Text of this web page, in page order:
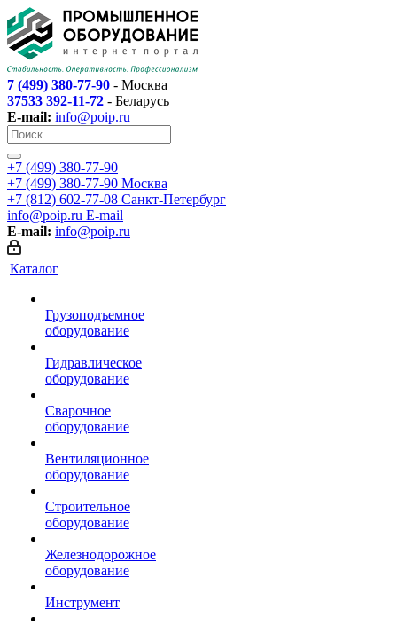
7 (499) 380-77-90 - Москва
37533 392-11-72 - Беларусь
E-mail: info@poip.ru
+7 (499) 380-77-90
+7 (499) 380-77-90 Москва
+7 (812) 602-77-08 Санкт-Петербург
info@poip.ru E-mail
E-mail: info@poip.ru
Каталог
Грузоподъемное
оборудование
Гидравлическое
оборудование
Сварочное
оборудование
Вентиляционное
оборудование
Строительное
оборудование
Железнодорожное
оборудование
Инструмент